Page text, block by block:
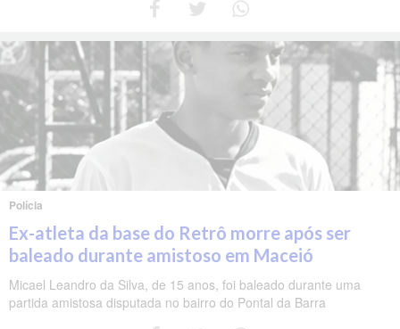
Polícia
Ex-atleta da base do Retrô morre após ser
baleado durante amistoso em Maceió
Micael Leandro da Silva, de 15 anos, foi baleado durante uma
partida amistosa disputada no bairro do Pontal da Barra